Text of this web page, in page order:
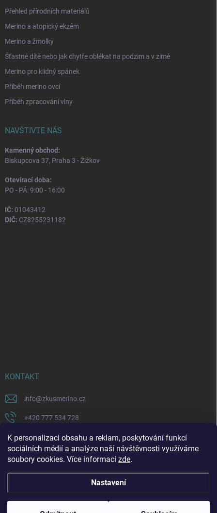
K personalizaci obsahu a reklam, poskytování funkcí
sociálních médií a analýze naší návštěvnosti využíváme
soubory cookies. Více informací zde.
Nastavení
Přehled přírodních materiálů
Merino a atopický ekzém
Merino a žmolky
Šťastné dítě nebo jak chytře oblékat na podzim a v zimě
Merino pro klidný spánek
Příběh merino ovcí
Příběh zpracování vlny
NAVŠTIVTE NÁS
Kamenný obchod:
Biskupcova 37, Praha 3 - Žižkov
Otevírací doba:
PO - PÁ: 9:00 - 16:00
IČ: 01043412
DIČ: CZ8255231182
KONTAKT
info@zkusmerino.cz
+420 777 534 728
https://www.facebook.com/zkusmerino/
zkusmerino.cz
Copyright 2026ZKUSMERINO. Všechna práva vyhrazena.Upravit nastavení